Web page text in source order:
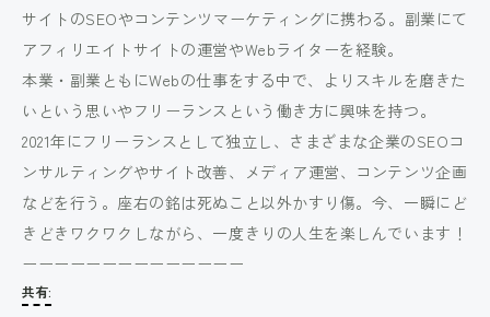
サイトのSEOやコンテンツマーケティングに携わる。副業にて
アフィリエイトサイトの運営やWebライターを経験。
本業・副業ともにWebの仕事をする中で、よりスキルを磨きた
いという思いやフリーランスという働き方に興味を持つ。
2021年にフリーランスとして独立し、さまざまな企業のSEOコ
ンサルティングやサイト改善、メディア運営、コンテンツ企画
などを行う。座右の銘は死ぬこと以外かすり傷。今、一瞬にど
きどきワクワクしながら、一度きりの人生を楽しんでいます！
ーーーーーーーーーーーーーー
共有: